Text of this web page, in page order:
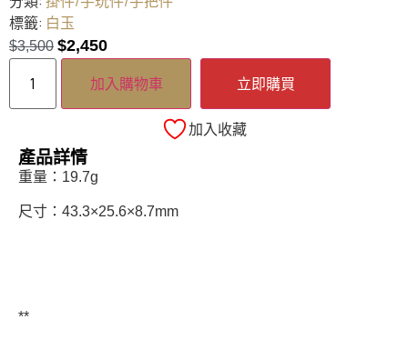
標籤: 白玉
$3,500 $2,450
加入購物車 立即購買
加入收藏
產品詳情
重量：19.7g
尺寸：43.3×25.6×8.7mm
**